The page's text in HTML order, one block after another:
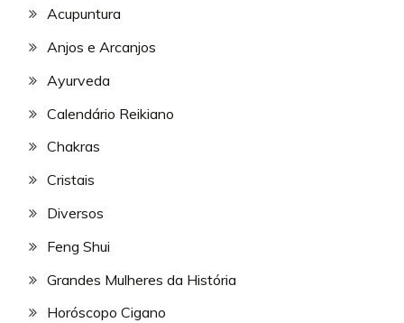
Acupuntura
Anjos e Arcanjos
Ayurveda
Calendário Reikiano
Chakras
Cristais
Diversos
Feng Shui
Grandes Mulheres da História
Horóscopo Cigano